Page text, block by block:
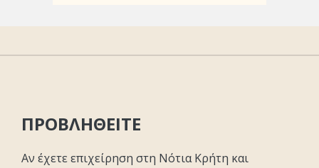
ΠΡΟΒΛΗΘΕΙΤΕ
Αν έχετε επιχείρηση στη Νότια Κρήτη και